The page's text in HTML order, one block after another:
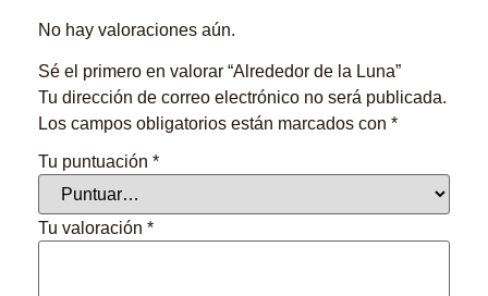
No hay valoraciones aún.
Sé el primero en valorar “Alrededor de la Luna”
Tu dirección de correo electrónico no será publicada.
Los campos obligatorios están marcados con *
Tu puntuación *
Tu valoración *